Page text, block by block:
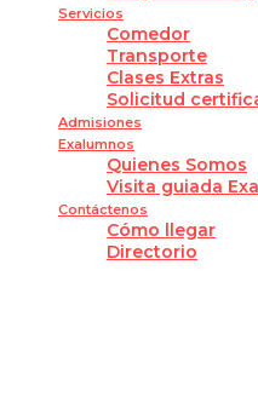
Servicios
Comedor
Transporte
Clases Extras
Solicitud
Admisiones
Exalumnos
Quienes Somos
Visita guiada
Contáctenos
Cómo llegar
Directorio